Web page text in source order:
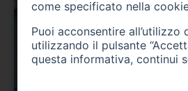
come specificato nella
Puoi acconsentire
utilizzando il pulsante
questa informativa, continui